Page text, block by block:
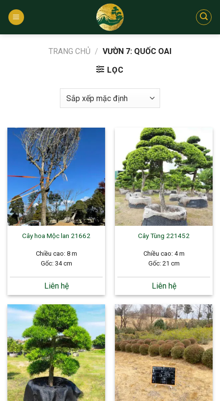
qua
TRANG CHỦ / VƯỜN 7: QUỐC OAI
LỌC
Cây hoa Mộc lan 21662
Chiều cao: 8 m
Gốc: 34 cm
Liên hệ
Cây Tùng 221452
Chiều cao: 4 m
Gốc: 21 cm
Liên hệ